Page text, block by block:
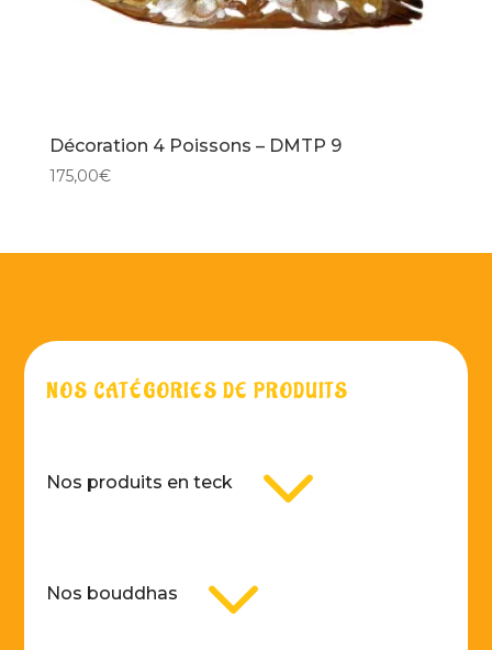
Décoration 4 Poissons – DMTP 9
175,00€
NOS CATÉGORIES DE PRODUITS
Nos produits en teck 3
Nos bouddhas 3